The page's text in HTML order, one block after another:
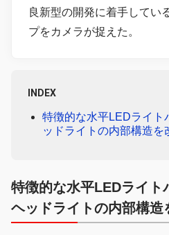
良新型の開発に着手してい
プをカメラが捉えた。
INDEX
特徴的な水平LEDライト
ッドライトの内部構造を
特徴的な水平LEDライト
ヘッドライトの内部構造